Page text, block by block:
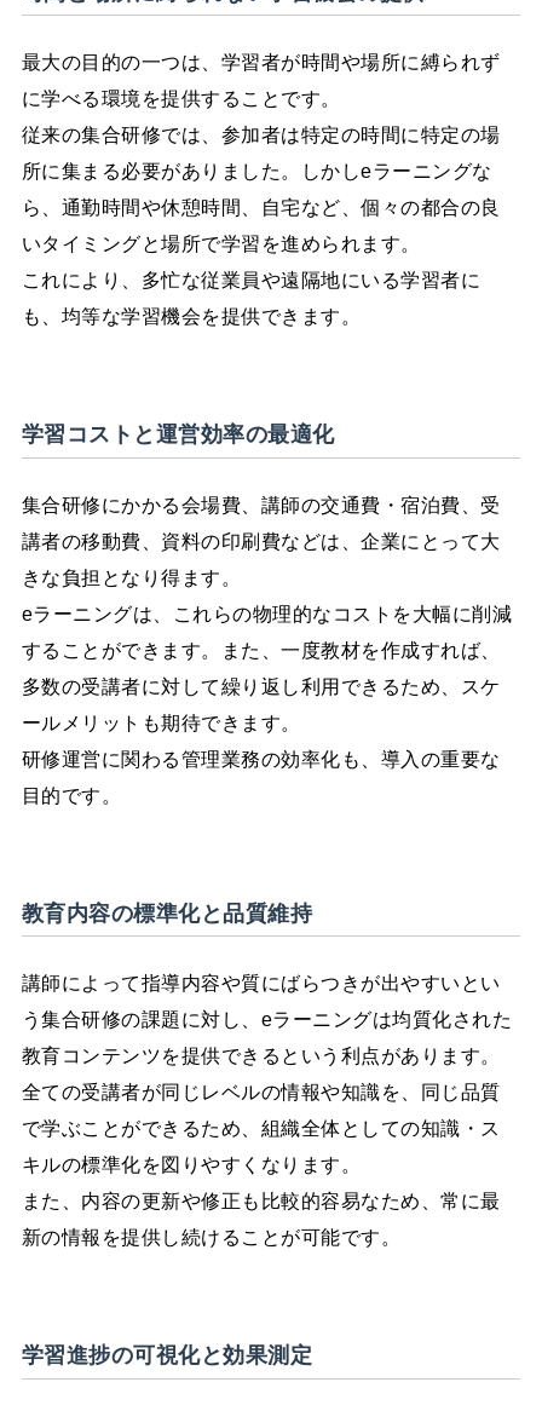
最大の目的の一つは、学習者が時間や場所に縛られず
に学べる環境を提供することです。
従来の集合研修では、参加者は特定の時間に特定の場
所に集まる必要がありました。しかしeラーニングな
ら、通勤時間や休憩時間、自宅など、個々の都合の良
いタイミングと場所で学習を進められます。
これにより、多忙な従業員や遠隔地にいる学習者に
も、均等な学習機会を提供できます。
学習コストと運営効率の最適化
集合研修にかかる会場費、講師の交通費・宿泊費、受
講者の移動費、資料の印刷費などは、企業にとって大
きな負担となり得ます。
eラーニングは、これらの物理的なコストを大幅に削減
することができます。また、一度教材を作成すれば、
多数の受講者に対して繰り返し利用できるため、スケ
ールメリットも期待できます。
研修運営に関わる管理業務の効率化も、導入の重要な
目的です。
教育内容の標準化と品質維持
講師によって指導内容や質にばらつきが出やすいとい
う集合研修の課題に対し、eラーニングは均質化された
教育コンテンツを提供できるという利点があります。
全ての受講者が同じレベルの情報や知識を、同じ品質
で学ぶことができるため、組織全体としての知識・ス
キルの標準化を図りやすくなります。
また、内容の更新や修正も比較的容易なため、常に最
新の情報を提供し続けることが可能です。
学習進捗の可視化と効果測定